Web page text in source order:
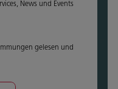
News und Events
gelesen und